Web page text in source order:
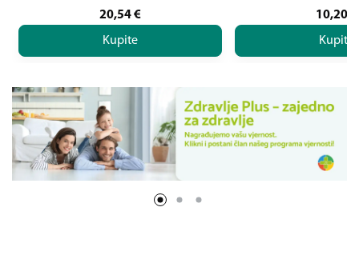
20,54€
Kupite
10,20
Kupite